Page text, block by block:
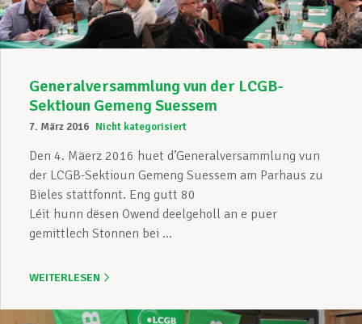
Generalversammlung vun der LCGB-
Sektioun Gemeng Suessem
7. März 2016 Nicht kategorisiert
Den 4. Mäerz 2016 huet d’Generalversammlung vun
der LCGB-Sektioun Gemeng Suessem am Parhaus zu
Bieles stattfonnt. Eng gutt 80
Léit hunn dësen Owend deelgeholl an e puer
gemittlech Stonnen bei ...
WEITERLESEN